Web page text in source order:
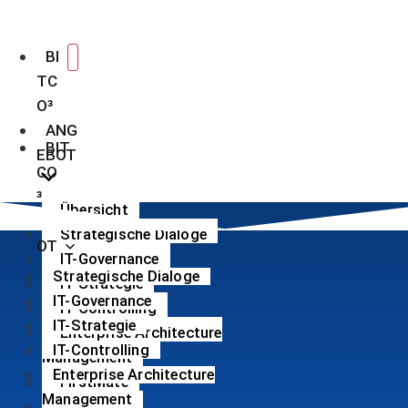
wechseln
BI
TC
O³
ANG
EBOT
Übersicht
Strategische Dialoge
IT-Governance
IT-Strategie
IT-Controlling
Enterprise Architecture
Management
FirstMate
BIT
CO
³
OT
Strategische Dialoge
IT-Governance
IT-Strategie
IT-Controlling
Enterprise Architecture
Management